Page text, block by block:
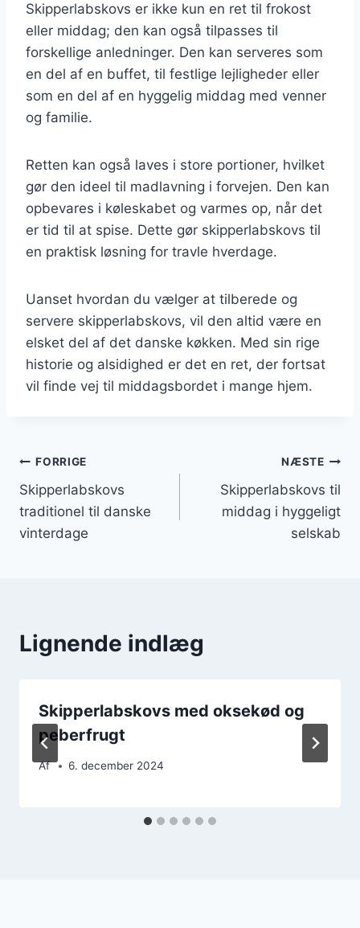
Skipperlabskovs er ikke kun en ret til frokost
eller middag; den kan også tilpasses til
forskellige anledninger. Den kan serveres som
en del af en buffet, til festlige lejligheder eller
som en del af en hyggelig middag med venner
og familie.
Retten kan også laves i store portioner, hvilket
gør den ideel til madlavning i forvejen. Den kan
opbevares i køleskabet og varmes op, når det
er tid til at spise. Dette gør skipperlabskovs til
en praktisk løsning for travle hverdage.
Uanset hvordan du vælger at tilberede og
servere skipperlabskovs, vil den altid være en
elsket del af det danske køkken. Med sin rige
historie og alsidighed er det en ret, der fortsat
vil finde vej til middagsbordet i mange hjem.
Indlægsnavigation
FORRIGE
Skipperlabskovs
traditionel til danske
vinterdage
NÆSTE
Skipperlabskovs til
middag i hyggeligt
selskab
Lignende indlæg
Skipperlabskovs med oksekød og
peberfrugt
Af 6. december 2024